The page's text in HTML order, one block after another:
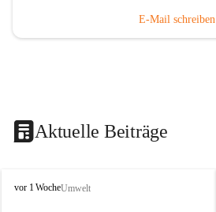
E-Mail schreiben
Aktuelle Beiträge
V
vor 1 WocheUmwelt